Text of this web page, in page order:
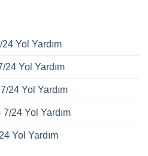
Yol Yardım
24 Yol Yardım
24 Yol Yardım
24 Yol Yardım
Yol Yardım